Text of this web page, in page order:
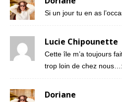
Si un jour tu en as
Lucie Chipounette
Cette île m’a toujours
trop loin de chez
Doriane